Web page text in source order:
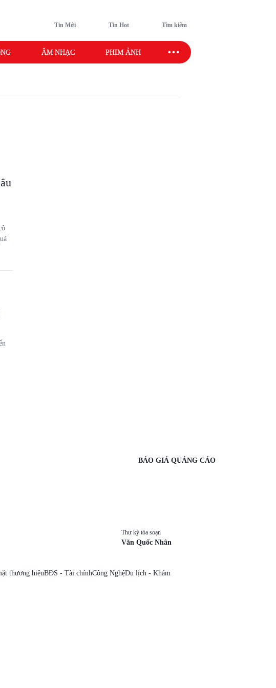
Tin Mới Tin Hot Tìm kiếm
ÂM NHẠC PHIM ẢNH SAO SPORT
BÁO GIÁ QUẢNG CÁO
Thư ký tòa soạn
Văn Quốc Nhân
thương hiệuBĐS - Tài chínhCông NghệDu lịch - Khám